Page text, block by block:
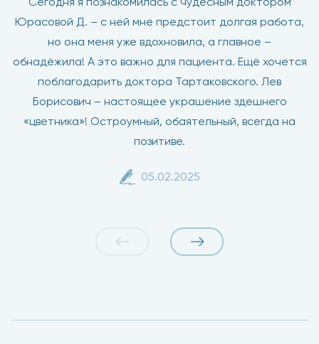
Юрасовой Д. – с ней мне предстоит долгая работа,
но она меня уже вдохновила, а главное –
обнадёжила! А это важно для пациента. Ещё хочется
поблагодарить доктора Тартаковского. Лев
Борисович – настоящее украшение здешнего
«цветника»! Остроумный, обаятельный, всегда на
позитиве.
05.02.2025